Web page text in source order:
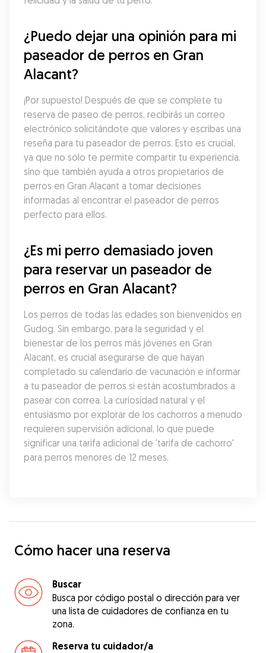
¿Puedo dejar una opinión para mi
paseador de perros en Gran
Alacant?
¡Por supuesto! Después de que se complete tu
reserva de paseo de perros, recibirás un correo
electrónico solicitándote que valores y escribas una
reseña para tu paseador de perros. Esto es crucial,
ya que no solo te permite compartir tu experiencia,
sino que también ayuda a otros propietarios de
perros en Gran Alacant a tomar decisiones
informadas al encontrar el paseador de perros
perfecto para ellos.
¿Es mi perro demasiado joven
para reservar un paseador de
perros en Gran Alacant?
Los perros de todas las edades son bienvenidos en
Gudog. Sin embargo, para la seguridad y el
bienestar de los perros más jóvenes en Gran
Alacant, es crucial asegurarse de que hayan
completado su calendario de vacunación e informar
a tu paseador de perros si están acostumbrados a
pasear con correa. La curiosidad natural y el
entusiasmo por explorar de los cachorros a menudo
requieren supervisión adicional, lo que puede
significar una tarifa adicional de 'tarifa de cachorro'
para perros menores de 12 meses.
Cómo hacer una reserva
Buscar
Busca por código postal o dirección para ver
una lista de cuidadores de confianza en tu
zona.
Reserva tu cuidador/a